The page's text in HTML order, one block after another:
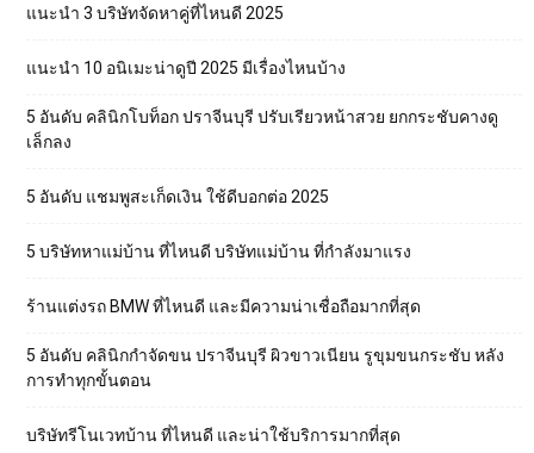
แนะนำ 3 บริษัทจัดหาคู่ที่ไหนดี 2025
แนะนำ 10 อนิเมะน่าดูปี 2025 มีเรื่องไหนบ้าง
5 อันดับ คลินิกโบท็อก ปราจีนบุรี ปรับเรียวหน้าสวย ยกกระชับคางดู
เล็กลง
5 อันดับ แชมพูสะเก็ดเงิน ใช้ดีบอกต่อ 2025
5 บริษัทหาแม่บ้าน ที่ไหนดี บริษัทแม่บ้าน ที่กำลังมาแรง
ร้านแต่งรถ BMW ที่ไหนดี และมีความน่าเชื่อถือมากที่สุด
5 อันดับ คลินิกกำจัดขน ปราจีนบุรี ผิวขาวเนียน รูขุมขนกระชับ หลัง
การทำทุกขั้นตอน
บริษัทรีโนเวทบ้าน ที่ไหนดี และน่าใช้บริการมากที่สุด